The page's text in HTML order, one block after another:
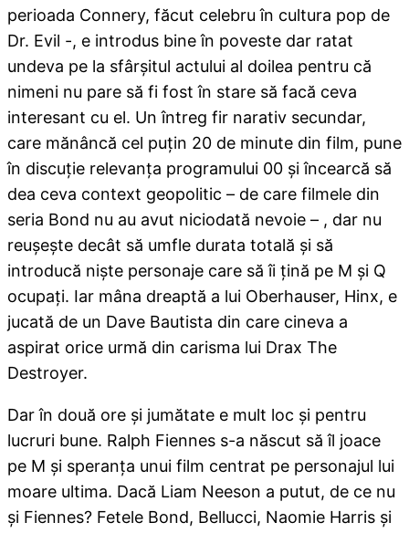
perioada Connery, făcut celebru în cultura pop de
Dr. Evil -, e introdus bine în poveste dar ratat
undeva pe la sfârșitul actului al doilea pentru că
nimeni nu pare să fi fost în stare să facă ceva
interesant cu el. Un întreg fir narativ secundar,
care mănâncă cel puțin 20 de minute din film, pune
în discuție relevanța programului 00 și încearcă să
dea ceva context geopolitic – de care filmele din
seria Bond nu au avut niciodată nevoie – , dar nu
reușește decât să umfle durata totală și să
introducă niște personaje care să îi țină pe M și Q
ocupați. Iar mâna dreaptă a lui Oberhauser, Hinx, e
jucată de un Dave Bautista din care cineva a
aspirat orice urmă din carisma lui Drax The
Destroyer.
Dar în două ore și jumătate e mult loc și pentru
lucruri bune. Ralph Fiennes s-a născut să îl joace
pe M și speranța unui film centrat pe personajul lui
moare ultima. Dacă Liam Neeson a putut, de ce nu
și Fiennes? Fetele Bond, Bellucci, Naomie Harris și